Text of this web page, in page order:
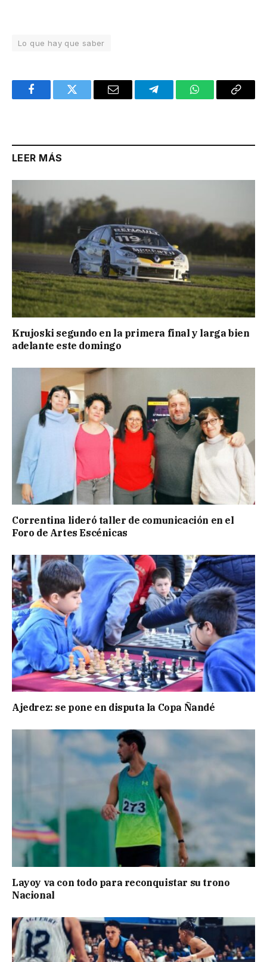
Lo que hay que saber
FacebookTwitter Email TelegramWhatsAppCopy
LEER MÁS
Krujoski segundo en la primera final y larga bien
adelante este domingo
Correntina lideró taller de comunicación en el
Foro de Artes Escénicas
Ajedrez: se pone en disputa la Copa Ñandé
Layoy va con todo para reconquistar su trono
Nacional